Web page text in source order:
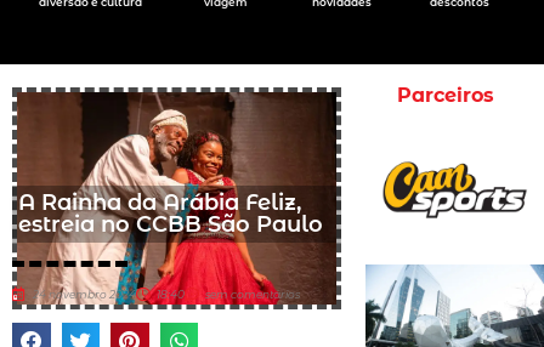
A Rainha da Arábia Feliz,
estreia no CCBB São Paulo
24 novembro 2024 18:40 sem comentários
Parceiros